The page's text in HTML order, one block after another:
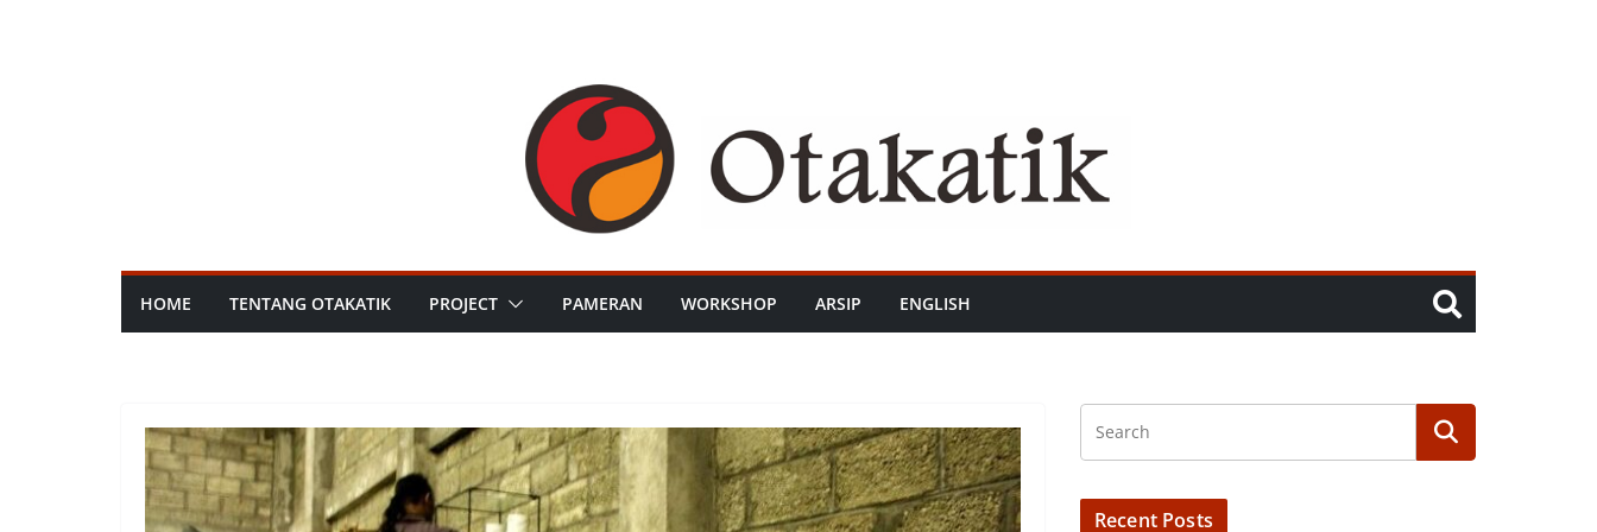
HOME TENTANG OTAKATIK PROJECT PAMERAN WORKSHOP ARSIP ENGLISH
Recent Posts